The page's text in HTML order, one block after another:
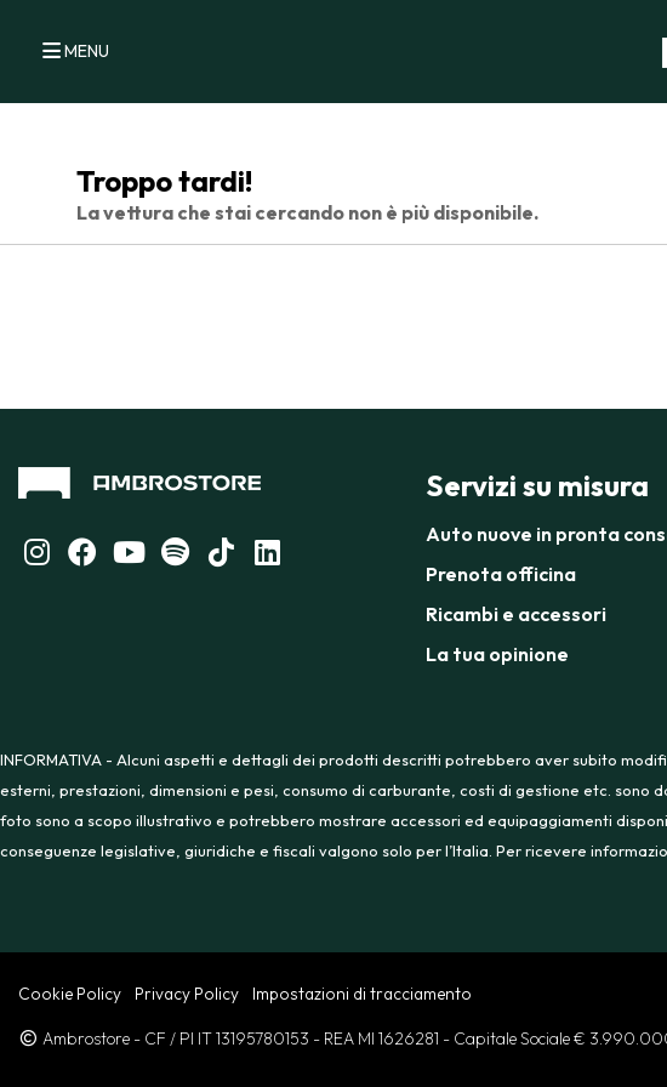
MENU
Troppo tardi!
La vettura che stai cercando non è più disponibile.
Servizi su misura
Auto nuove in pronta
Prenota officina
Ricambi e accessori
La tua opinione
INFORMATIVA - Alcuni aspetti e dettagli dei prodotti descritti potrebbero aver subito
esterni, prestazioni, dimensioni e pesi, consumo di carburante, costi di gestione etc.
foto sono a scopo illustrativo e potrebbero mostrare accessori ed equipaggiamenti
conseguenze legislative, giuridiche e fiscali valgono solo per l’Italia. Per ricevere
Cookie Policy Privacy Policy Impostazioni di tracciamento
Ambrostore - CF / PI IT 13195780153 - REA MI 1626281 - Capitale Sociale €